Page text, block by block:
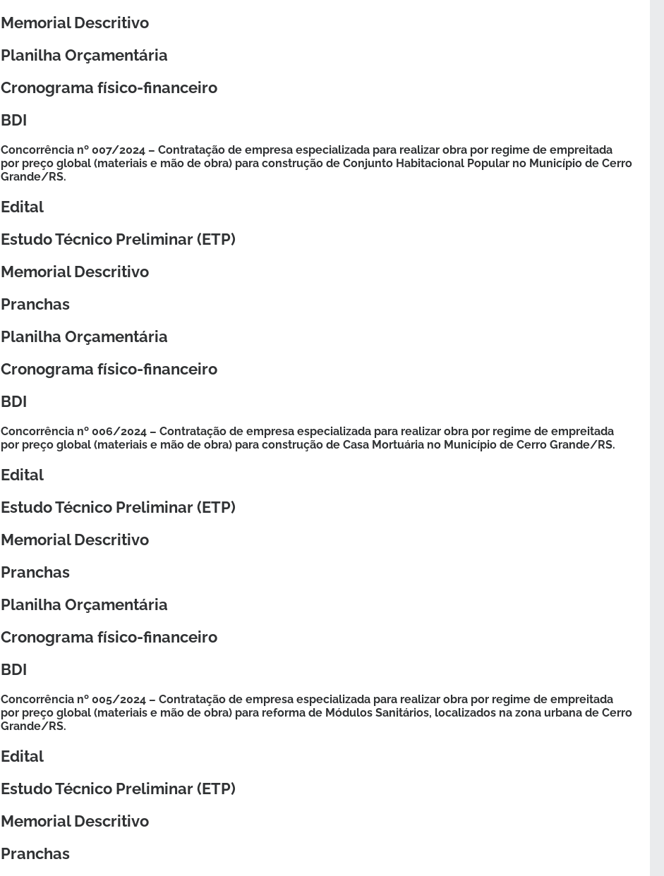
Memorial Descritivo
Planilha Orçamentária
Cronograma físico-financeiro
BDI
Concorrência nº 007/2024 – Contratação de empresa especializada para realizar obra por regime de empreitada
por preço global (materiais e mão de obra) para construção de Conjunto Habitacional Popular no Município de Cerro
Grande/RS.
Edital
Estudo Técnico Preliminar (ETP)
Memorial Descritivo
Pranchas
Planilha Orçamentária
Cronograma físico-financeiro
BDI
Concorrência nº 006/2024 – Contratação de empresa especializada para realizar obra por regime de empreitada
por preço global (materiais e mão de obra) para construção de Casa Mortuária no Município de Cerro Grande/RS.
Edital
Estudo Técnico Preliminar (ETP)
Memorial Descritivo
Pranchas
Planilha Orçamentária
Cronograma físico-financeiro
BDI
Concorrência nº 005/2024 – Contratação de empresa especializada para realizar obra por regime de empreitada
por preço global (materiais e mão de obra) para reforma de Módulos Sanitários, localizados na zona urbana de Cerro
Grande/RS.
Edital
Estudo Técnico Preliminar (ETP)
Memorial Descritivo
Pranchas